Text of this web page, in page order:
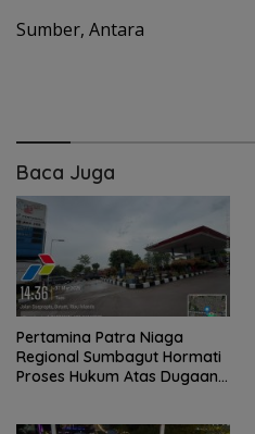
Sumber, Antara
Baca Juga
Pertamina Patra Niaga
Regional Sumbagut Hormati
Proses Hukum Atas Dugaan